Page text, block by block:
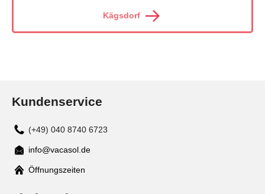
Kägsdorf
Kundenservice
(+49) 040 8740 6723
Mail
info@vacasol.de
Öffnungszeiten